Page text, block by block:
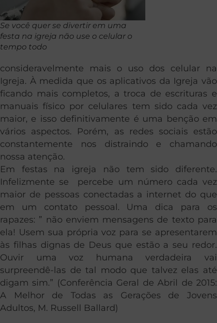
Se você quer se divertir em uma
festa na igreja não use o celular o
tempo todo
consideravelmente mais o uso dos celular na
Igreja. À medida que os aplicativos da Igreja vão
ficando mais completos, a troca de escrituras e
manuais físico por celulares tem sido cada vez
maior, e isso definitivamente é uma benção em
vários aspectos. Porém, as redes sociais estão
constantemente nos distraindo e chamando
nossa atenção.
Em festas na igreja não tem sido diferente.
Infelizmente se percebe um número cada vez
maior de pessoas conectadas a internet do que
em um contato pessoal. Uma dica para os
rapazes: ” não enviem mensagens de texto para
ela! Usem sua própria voz para se apresentarem
às filhas dignas de Deus que estão a seu redor.
Ouvir uma voz humana verdadeira vai
surpreendê-las de tal modo que talvez elas até
digam sim.” (Conferência Geral de Abril de 2015:
A Melhor de Todas as Gerações de Jovens
Adultos, M. Russell Ballard)